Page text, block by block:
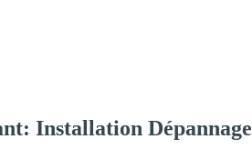
Installation Dépannage